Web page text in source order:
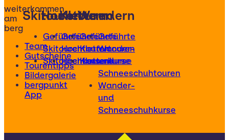
weiterkommen
am
berg
Team
Gutscheine
Tourentipps
Bildergalerie
bergpunkt
App
Skitouren
Geführte
Skitouren
Skitourenkurse
Hochtouren
Geführte
Hochtouren
Hochtourenkurse
Klettern
Geführte
Klettertouren
Kletterkurse
Wandern
Geführte
Wander-
und
Schneeschuhtouren
Wander-
und
Schneeschuhkurse